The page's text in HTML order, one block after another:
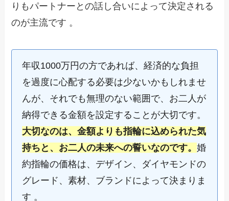
りもパートナーとの話し合いによって決定される
のが主流です 。
年収1000万円の方であれば、経済的な負担
を過度に心配する必要は少ないかもしれませ
んが、それでも無理のない範囲で、お二人が
納得できる金額を設定することが大切です。
大切なのは、金額よりも指輪に込められた気
持ちと、お二人の未来への誓いなのです。婚
約指輪の価格は、デザイン、ダイヤモンドの
グレード、素材、ブランドによって決まりま
す 。